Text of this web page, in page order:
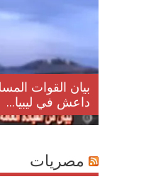
بيان القوات
داعش في ليبيا...
مصريات